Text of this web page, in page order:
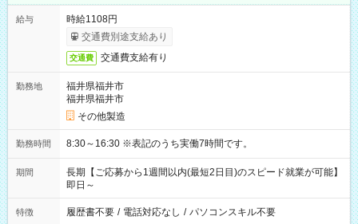
給与
時給1108円
交通費別途支給あり
交通費 交通費支給有り
勤務地
福井県福井市
福井県福井市
その他製造
勤務時間 8:30～16:30 ※表記のうち実働7時間です。
期間
長期【ご応募から1週間以内(最短2日目)のスピード就業が可能】
即日～
特徴 履歴書不要 / 電話対応なし / パソコンスキル不要